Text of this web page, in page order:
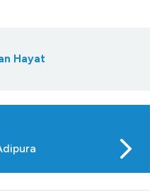
Hayat